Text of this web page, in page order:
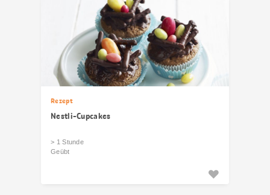
Rezept
Nestli-Cupcakes
> 1 Stunde
Geübt